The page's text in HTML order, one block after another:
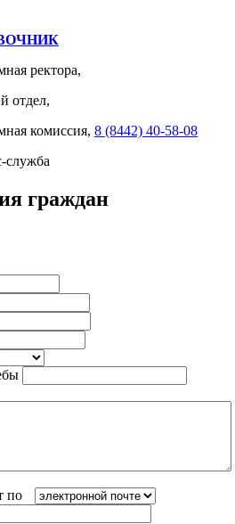
ректора,
отдел,
комиссия, 8 (8442) 40-58-08
служба
граждан
по